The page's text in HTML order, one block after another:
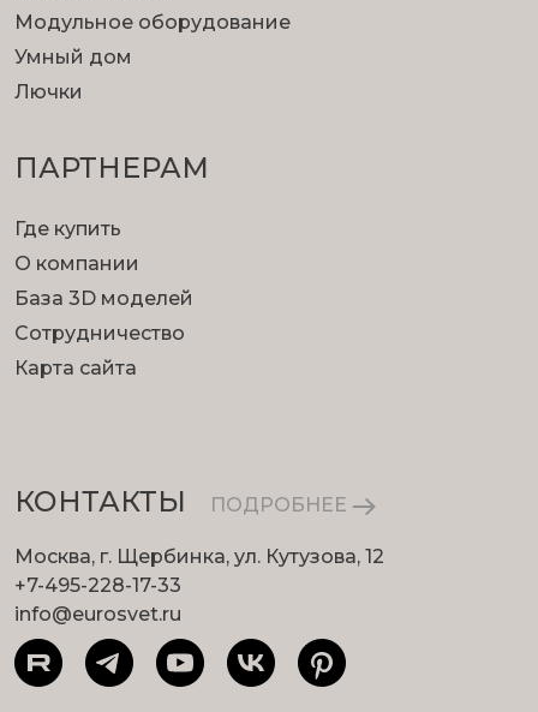
Модульное оборудование
Умный дом
Лючки
ПАРТНЕРАМ
Где купить
О компании
База 3D моделей
Сотрудничество
Карта сайта
КОНТАКТЫ ПОДРОБНЕЕ
Москва, г. Щербинка, ул. Кутузова, 12
+7-495-228-17-33
info@eurosvet.ru